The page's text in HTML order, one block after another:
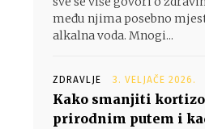
među njima posebno
alkalna voda. Mnogi...
ZDRAVLJE 3. VELJAČE 2026.
Kako smanjiti
prirodnim putem i